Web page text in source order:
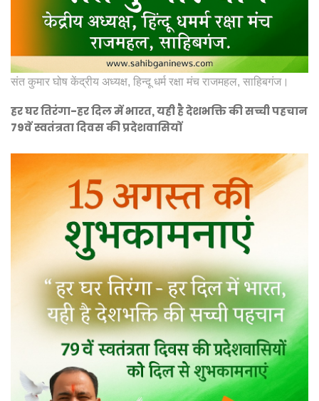
संत कुमार घोष केंद्रीय अध्यक्ष, हिन्दू धर्म रक्षा मंच राजमहल, साहिबगंज।
हर घर तिरंगा-हर दिल में भारत, यही है देशभक्ति की सच्ची पहचान
79वें स्वतंत्रता दिवस की प्रदेशवासियों